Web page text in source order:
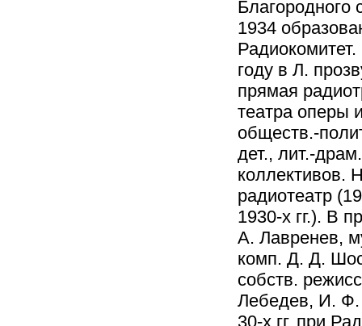
1934
году в Л.
прямая
театра оперы
обществ.-
дет., лит.-
коллективов.
радиотеатр
1930-х гг.). В
А. Лавренев,
комп. Д. Д.
собств.
Лебедев, И. Ф.
30-х гг. при